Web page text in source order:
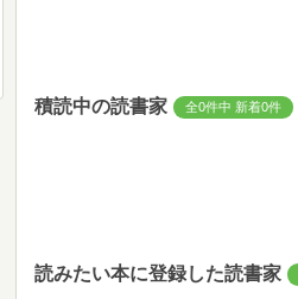
積読中の読書家 全0件中 新着0件
読みたい本に登録した読書家